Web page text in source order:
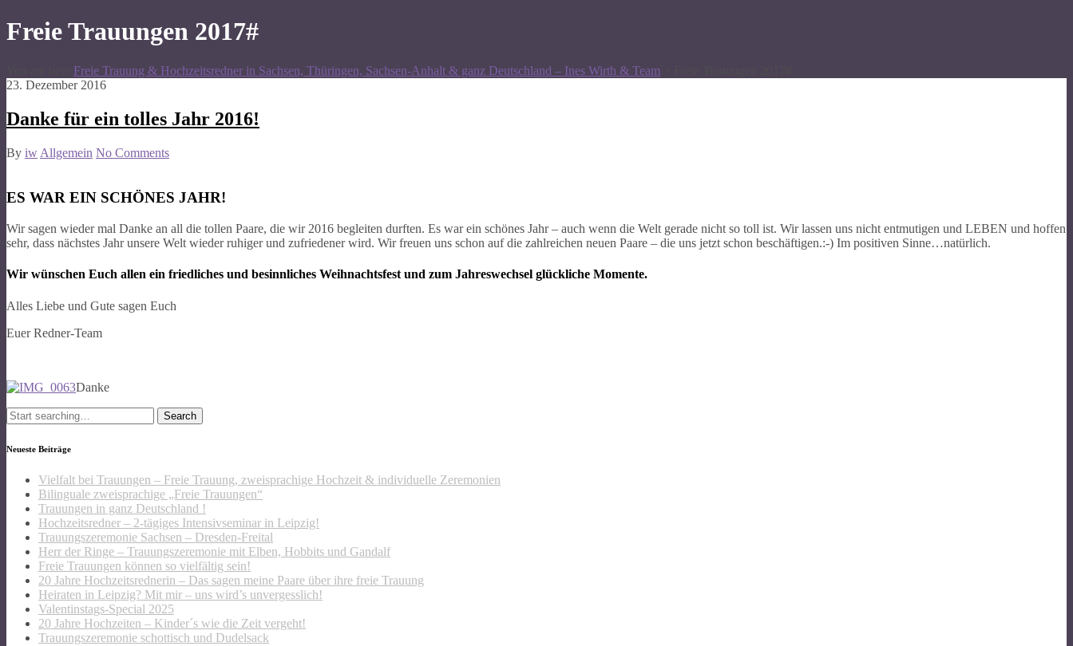
Freie Trauungen 2017#
Freie Trauung & Hochzeitsredner in Sachsen, Thüringen, Sachsen-Anhalt & ganz Deutschland – Ines Wirth & Team
23. Dezember 2016
Danke für ein tolles Jahr 2016!
By iw Allgemein No Comments
ES WAR EIN SCHÖNES JAHR!
Wir sagen wieder mal Danke an all die tollen Paare, die wir 2016 begleiten durften. Es war ein schönes Jahr – auch wenn die Welt gerade nicht so toll ist. Wir lassen uns nicht entmutigen und LEBEN und hoffen
sehr, dass nächstes Jahr unsere Welt wieder ruhiger und zufriedener wird. Wir freuen uns schon auf die zahlreichen neuen Paare – die uns jetzt schon beschäftigen.:-) Im positiven Sinne…natürlich.
Wir wünschen Euch allen ein friedliches und besinnliches Weihnachtsfest und zum Jahreswechsel glückliche Momente.
Alles Liebe und Gute sagen Euch
Euer Redner-Team
Danke
Search
for:
Neueste Beiträge
Vielfalt bei Trauungen – Freie Trauung, zweisprachige Hochzeit & individuelle Zeremonien
Bilinguale zweisprachige „Freie Trauungen“
Trauungen in ganz Deutschland !
Hochzeitsredner – 2-tägiges Intensivseminar in Leipzig!
Trauungszeremonie Sachsen – Dresden-Freital
Herr der Ringe – Trauungszeremonie mit Elben, Hobbits und Gandalf
Freie Trauungen können so vielfältig sein!
20 Jahre Hochzeitsrednerin – Das sagen meine Paare über ihre freie Trauung
Heiraten in Leipzig? Mit mir – uns wird’s unvergesslich!
Valentinstags-Special 2025
20 Jahre Hochzeiten – Kinder´s wie die Zeit vergeht!
Trauungszeremonie schottisch und Dudelsack